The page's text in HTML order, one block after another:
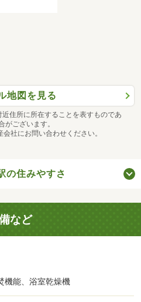
地図を見る
住所に所在することを表すものであ
がございます。
社にお問い合わせください。
の住みやすさ
など
機能、浴室乾燥機